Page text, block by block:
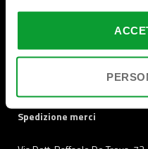
nostro sito ai nostri
dati web, pubblicità e
combinarle con altre
Cliccando su
cookie potranno essere
quelli tecnici che sono
25010 Borgosatollo (BS)
bonomini@bonomini.com
Spedizione merci